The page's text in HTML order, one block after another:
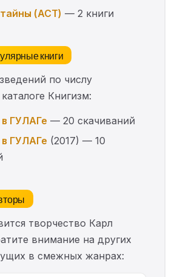
(АСТ) — 2 книги
книги
по числу
Книгизм:
ГУЛАГе — 20 скачиваний
ГУЛАГе (2017) — 10
творчество Карл
внимание на других
в смежных жанрах: